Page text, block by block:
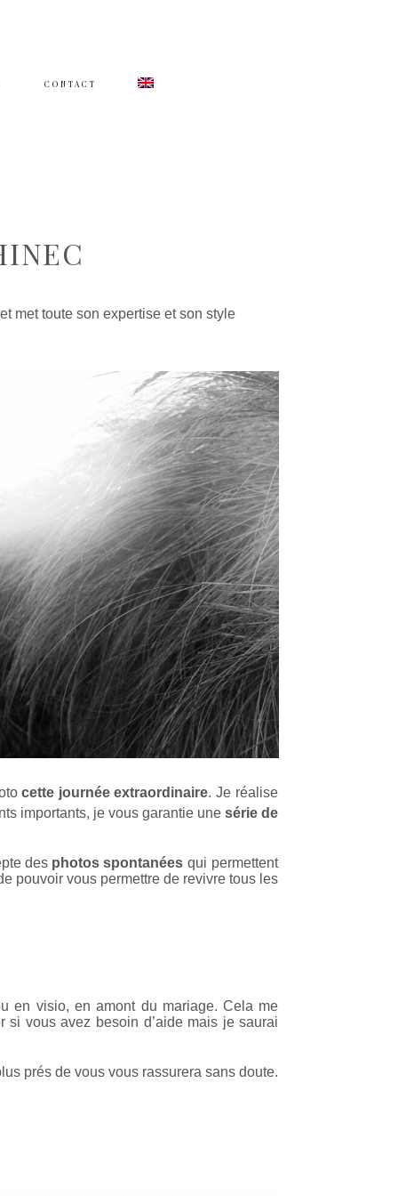
CONTACT
met toute son expertise et son style
cette journée extraordinaire. Je réalise
importants, je vous garantie unesérie de
des photos spontanées qui permettent
pouvoir vous permettre de revivre tous les
en visio, en amont du mariage. Cela me
si vous avez besoin d’aide mais je saurai
prés de vous vous rassurera sans doute.